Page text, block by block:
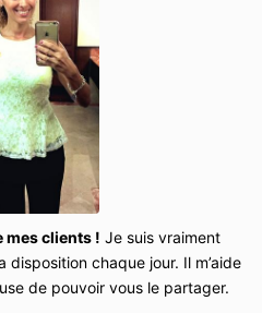
mes clients ! Je suis vraiment
disposition chaque jour. Il m’aide
de pouvoir vous le partager.